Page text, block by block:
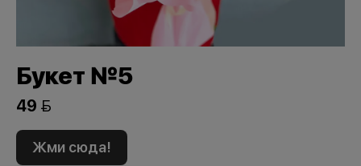
Букет №5
49 
Жми сюда!